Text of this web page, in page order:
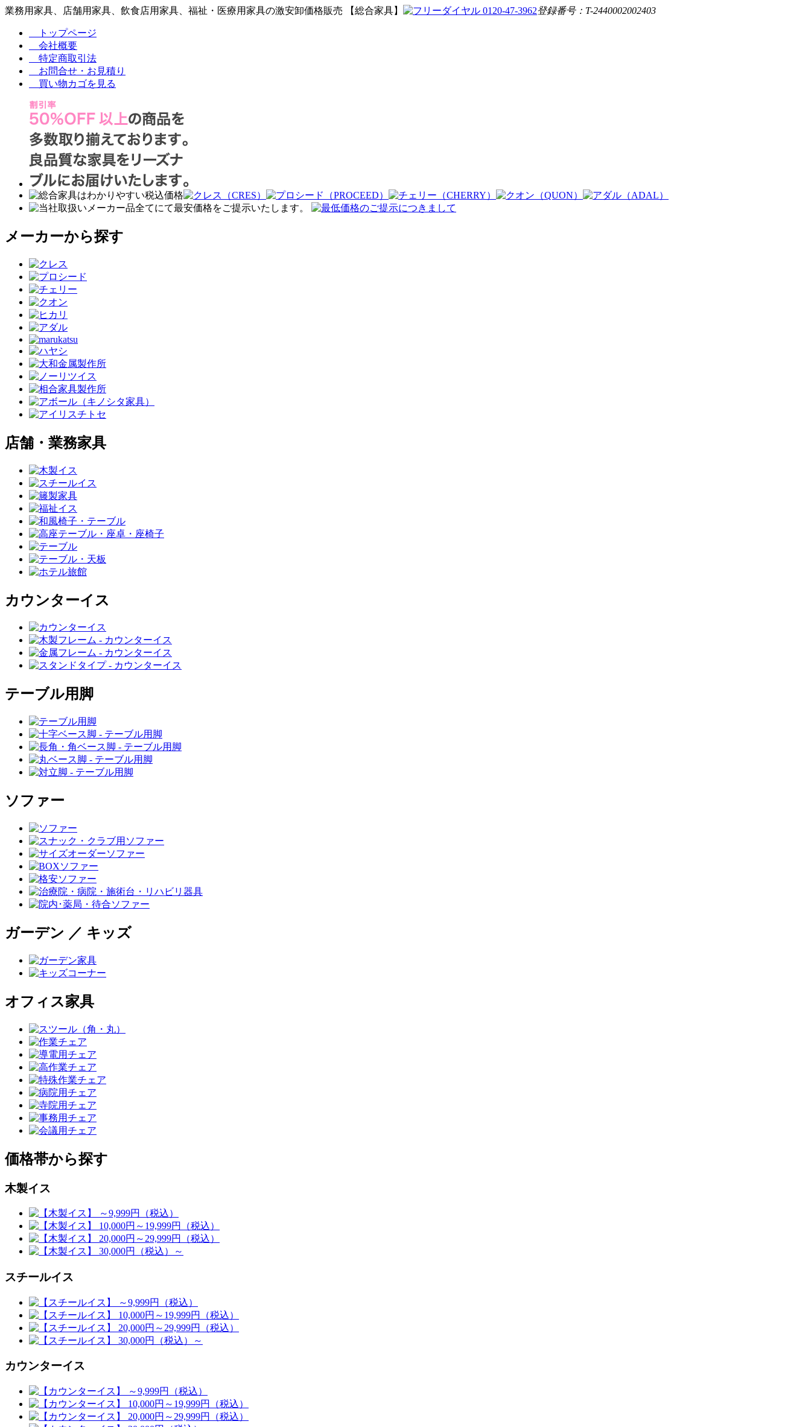
業務用家具、店舗用家具、飲食店用家具、福祉・医療用家具の激安卸価格販売 【総合家具】 登録番号：T-2440002002403
トップページ
会社概要
特定商取引法
お問合せ・お見積り
買い物カゴを見る
メーカーから探す
店舗・業務家具
カウンターイス
テーブル用脚
ソファー
ガーデン ／ キッズ
オフィス家具
価格帯から探す
木製イス
スチールイス
カウンターイス